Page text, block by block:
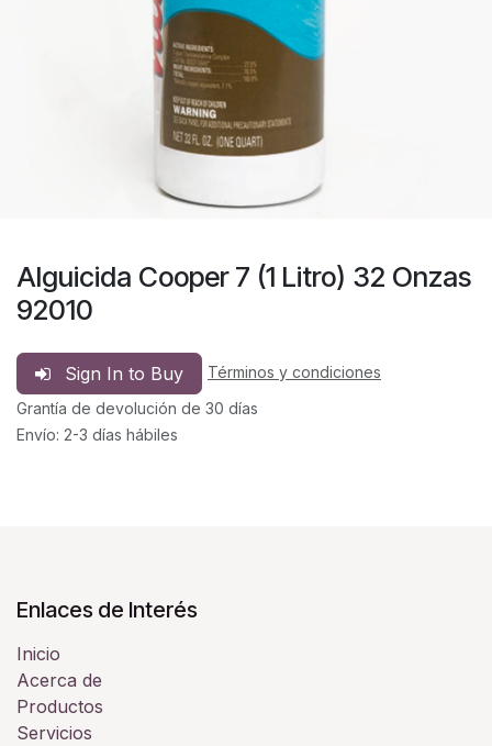
Alguicida Cooper 7 (1 Litro) 32 Onzas
92010
Sign In to Buy
Términos y condiciones
Grantía de devolución de 30 días
Envío: 2-3 días hábiles
Enlaces de Interés
Inicio
Acerca de
Productos
Servicios